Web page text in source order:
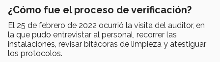
¿Cómo fue el proceso de verificación?
El 25 de febrero de 2022 ocurrió la visita del auditor, en
la que pudo entrevistar al personal, recorrer las
instalaciones, revisar bitácoras de limpieza y atestiguar
los protocolos.